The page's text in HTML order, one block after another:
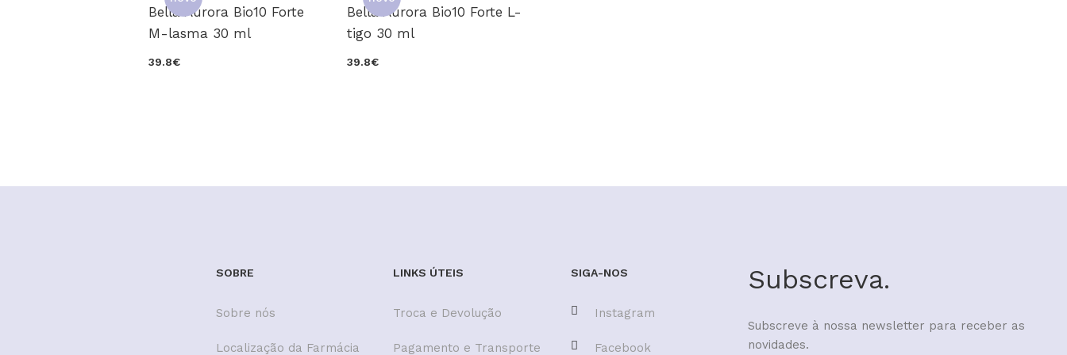
Bella Aurora Bio10 Forte
M-lasma 30 ml
39.8€
Bella Aurora Bio10 Forte L-
tigo 30 ml
39.8€
SOBRE
Sobre nós
Localização da Farmácia
LINKS ÚTEIS
Troca e Devolução
Pagamento e Transporte
SIGA-NOS
Instagram
Facebook
Subscreva.
Subscreve à nossa newsletter para receber as
novidades.